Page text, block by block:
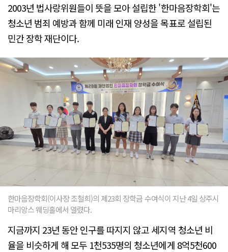
2003년 법사랑위원들이 뜻을 모아 설립한 '한마음장학회'는
청소년 범죄 예방과 함께 미래 인재 양성을 목표로 설립된
민간 장학 재단이다.
한마음장학회(이사장 조철희)의 제23회 장학금 수여식이 지난 4일 상주시
마리앙스 웨딩홀에서 열렸다.
지금까지 23년 동안 인구를 따지지 않고 세지역 청소년 비
율을 비슷하게 해 모두 1천535명의 청소년에게 8억5천600